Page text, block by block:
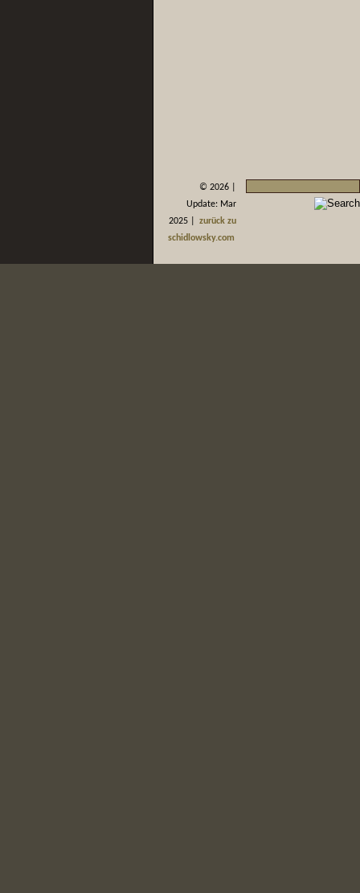
© 2026 |
Update: Mar
2025 |
zurück zu
schidlowsky.com